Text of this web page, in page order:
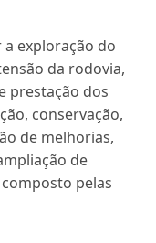
exploração do
da rodovia,
prestação dos
conservação,
de melhorias,
de
pelas